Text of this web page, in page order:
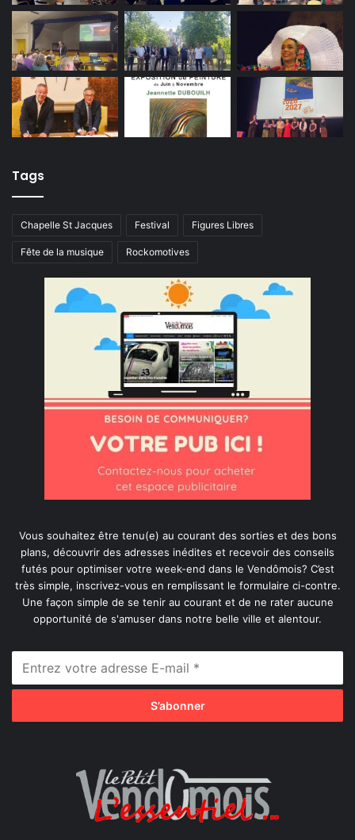
Tags
Chapelle St Jacques Festival Figures Libres
Fête de la musique Rockomotives
Vous souhaitez être tenu(e) au courant des sorties et des bons
plans, découvrir des adresses inédites et recevoir des conseils
futés pour optimiser votre week-end dans le Vendômois? C’est
très simple, inscrivez-vous en remplissant le formulaire ci-contre.
Une façon simple de se tenir au courant et de ne rater aucune
opportunité de s'amuser dans notre belle ville et alentour.